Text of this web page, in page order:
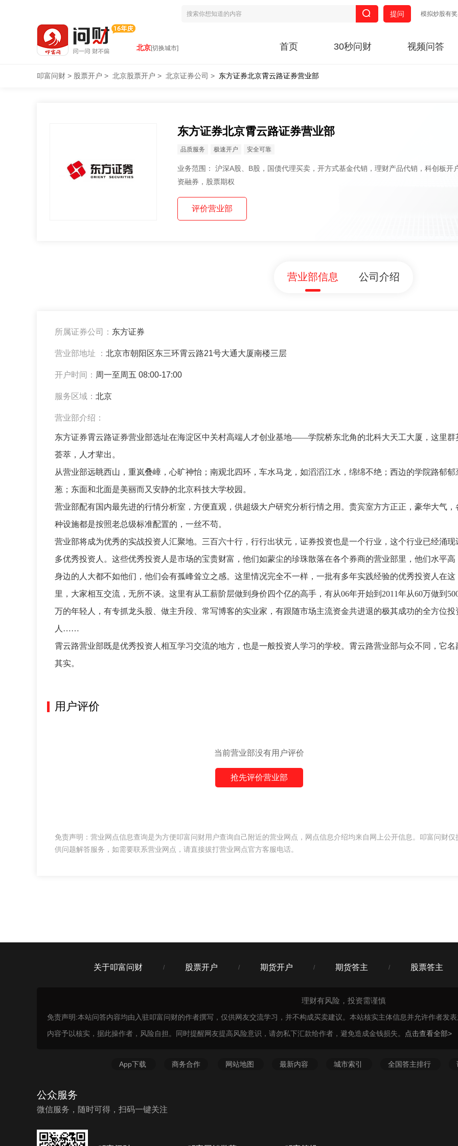
模拟炒股有
提问
北京[切换城市] 首页 30秒问财 视频问答
叩富问财 > 股票开户 > 北京股票开户 > 北京证券公司 > 东方证券北京霄云路证券营业部
东方证券北京霄云路证券营业部
品质服务 极速开户 安全可靠
业务范围： 沪深A股、B股，国债代理买卖，开方式基金代销，理财产品代销，科创板开户，融
资融券，股票期权
营业部信息 公司介绍
所属证券公司： 东方证券
营业部地址 ： 北京市朝阳区东三环霄云路21号大通大厦南楼三层
开户时间： 周一至周五 08:00-17:00
服务区域： 北京
营业部介绍：
东方证券霄云路证券营业部选址在海淀区中关村高端人才创业基地——学院桥东北角的北科大天工大厦，这里群
荟萃，人才辈出。
从营业部远眺西山，重岚叠嶂，心旷神怡；南观北四环，车水马龙，如滔滔江水，绵绵不绝；西边的学院路郁郁
葱；东面和北面是美丽而又安静的北京科技大学校园。
营业部配有国内最先进的行情分析室，方便直观，供超级大户研究分析行情之用。贵宾室方方正正，豪华大气，
种设施都是按照老总级标准配置的，一丝不苟。
营业部将成为优秀的实战投资人汇聚地。三百六十行，行行出状元，证券投资也是一个行业，这个行业已经涌现
多优秀投资人。这些优秀投资人是市场的宝贵财富，他们如蒙尘的珍珠散落在各个券商的营业部里，他们水平高
身边的人大都不如他们，他们会有孤峰耸立之感。这里情况完全不一样，一批有多年实践经验的优秀投资人在这
里，大家相互交流，无所不谈。这里有从工薪阶层做到身价四个亿的高手，有从06年开始到2011年从60万做到
万的年轻人，有专抓龙头股、做主升段、常写博客的实业家，有跟随市场主流资金共进退的极其成功的全方位投
人……
霄云路营业部既是优秀投资人相互学习交流的地方，也是一般投资人学习的学校。霄云路营业部与众不同，它名
其实。
用户评价
当前营业部没有用户评价
抢先评价营业部
免责声明：营业网点信息查询是为方便叩富问财用户查询自己附近的营业网点，网点信息介绍均来自网上公开信息。叩富问财仅
供问题解答服务，如需要联系营业网点，请直接拔打营业网点官方客服电话。
关于叩富问财 / 股票开户 / 期货开户 / 期货答主 / 股票答主
理财有风险，投资需谨慎
免责声明:本站问答内容均由入驻叩富问财的作者撰写，仅供网友交流学习，并不构成买卖建议。本站核实主体信息并允许作者发
内容予以核实，据此操作者，风险自担。同时提醒网友提高风险意识，请勿私下汇款给作者，避免造成金钱损失。
点击查看全部>
App下载 商务合作 网站地图 最新内容 城市索引 全国答主排行
公众服务
微信服务，随时可得，扫码一键关注